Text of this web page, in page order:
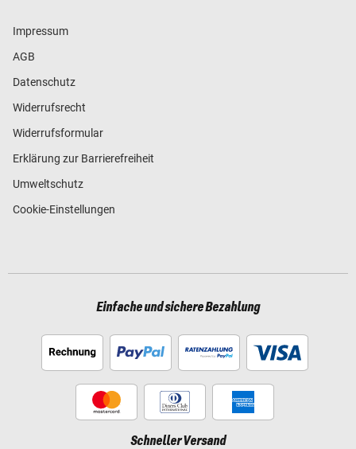
Impressum
AGB
Datenschutz
Widerrufsrecht
Widerrufsformular
Erklärung zur Barrierefreiheit
Umweltschutz
Cookie-Einstellungen
Einfache und sichere Bezahlung
Schneller Versand